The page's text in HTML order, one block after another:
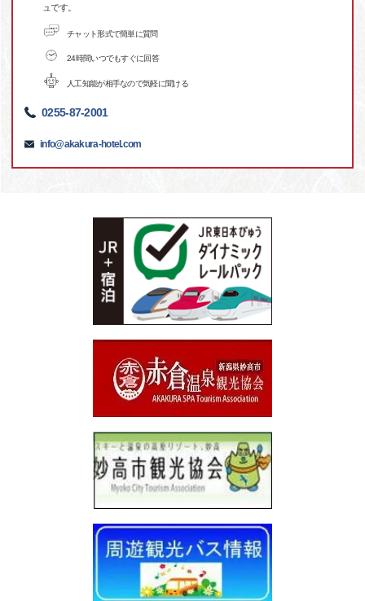
ュです。
チャット形式で簡単に質問
24時間いつでもすぐに回答
人工知能が相手なので気軽に聞ける
0255-87-2001
info@akakura-hotel.com